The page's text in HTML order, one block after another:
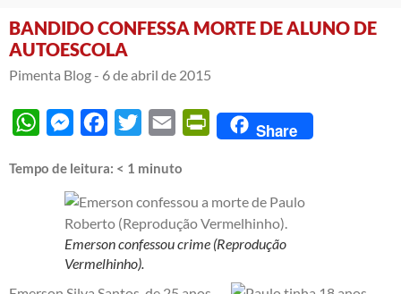
BANDIDO CONFESSA MORTE DE ALUNO DE
AUTOESCOLA
Pimenta Blog - 6 de abril de 2015
WhatsAppMessengerFacebook
Twitter Email PrintFriendly
Share
Tempo de leitura: < 1 minuto
Emerson confessou crime (Reprodução
Vermelhinho).